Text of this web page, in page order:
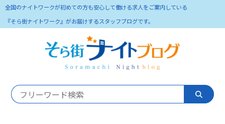
全国のナイトワークが初めての方も安心して働ける求人をご案内している
『そら街ナイトワーク』がお届けするスタッフブログです。